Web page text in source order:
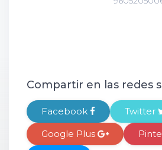
Compartir en las redes
Facebook
Twitter
Google Plus